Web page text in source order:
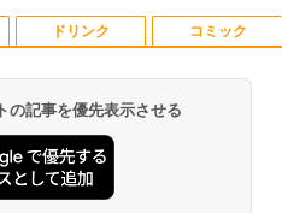
Let's note CF-LV7 軽量 14
ノートパソコン 第8
i5/メモリ 8GB/SSD 256GB/W
/WIFI/HDMI/VGA win11&office
大2500円OFFクーポン】【第8
性能ビジネス PC】 Core i7 第
OptiPlex 3060 SFF Office付
1TB USB3.0 WIFI子機付 DVD
2画面出力 中古パソ
スクトップPC 本体
定2年保証】 モニター 23インチ
画質 100Hz VA ノングレア 非
ーカー内蔵 3年保証 ディスプレ
マ DT-JF * 安心延長保証対象
P40i オフホワイト
feat. Flo Milli, ATL Jacob
ドリンク
天然水 ラベルレス 500ml ×24本
然水 バナジウム含有 水 ミネラル
ペットボトル 静岡県産 500ミリリ
Basic)
コミック
りごと 17巻 (デジタル版ビッグガ
ックス)
の記事を優先表示させる